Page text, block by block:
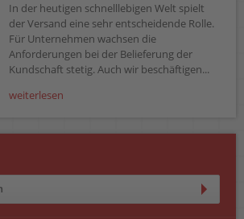
In der heutigen schnelllebigen Welt spielt
der Versand eine sehr entscheidende Rolle.
Für Unternehmen wachsen die
Anforderungen bei der Belieferung der
Kundschaft stetig. Auch wir beschäftigen...
weiterlesen